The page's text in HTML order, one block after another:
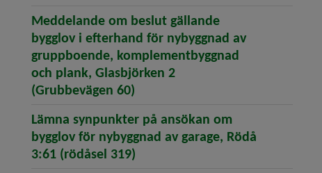
Meddelande om beslut gällande
bygglov i efterhand för nybyggnad av
gruppboende, komplementbyggnad
och plank, Glasbjörken 2
(Grubbevägen 60)
Lämna synpunkter på ansökan om
bygglov för nybyggnad av garage, Rödå
3:61 (rödåsel 319)